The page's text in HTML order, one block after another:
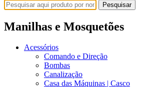
Pesquisar
Manilhas e Mosquetões
Acessórios
Comando e Direção
Bombas
Canalização
Casa das Máquinas | Casco